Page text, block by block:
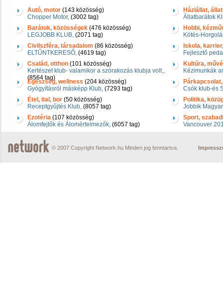
Autó, motor (143 közösség)
Chopper Motor, (3002 tag)
Barátok, közösségek (476 közösség)
LEGJOBB KLUB, (2071 tag)
Civilszféra, társadalom (86 közösség)
ELTŰNTKERESŐ, (4619 tag)
Család, otthon (101 közösség)
Kertészet klub- valamikor a szórakozás klubja volt.,
(8564 tag)
Egészség, wellness (204 közösség)
Gyógyításról másképp Klub, (7293 tag)
Étel, ital, bor (50 közösség)
Receptgyűjtés Klub, (8057 tag)
Ezotéria (107 közösség)
Álomfejtők és Álomértelmezők, (6057 tag)
Háziállat,
Állatbarátok
Hobbi,
Kötés-
Iskola,
Fejlesztő
Kultúra,
Kézimunkák
Csók klub-és
Politika,
Jobbik
Sport,
Vancouver
© 2007 Copyright Network.hu Minden jog fenntartva.